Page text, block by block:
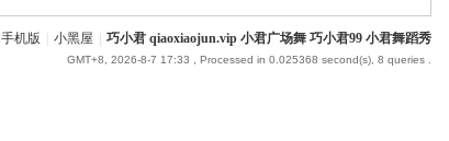
手机版 小黑屋 巧小君 qiaoxiaojun.vip 小君广场舞 巧小君99 小君舞蹈秀
GMT+8, 2026-8-7 17:33 , Processed in 0.025368 second(s), 8 queries .